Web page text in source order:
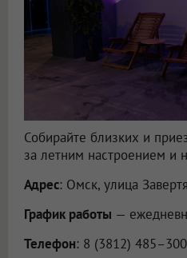
Собирайте близких и
за летним настроением и
Адрес: Омск, улица
График работы —
Телефон: 8 (3812)